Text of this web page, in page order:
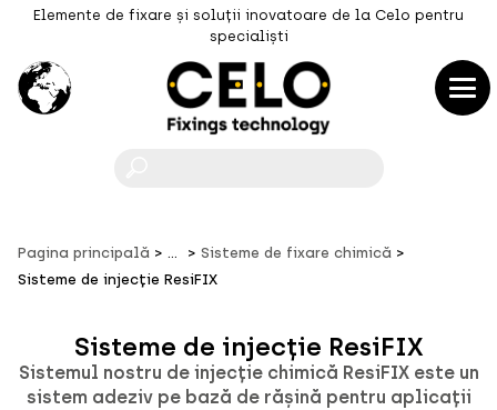
Elemente de fixare și soluții inovatoare de la Celo pentru
specialiști
Pagina principală ...
Sisteme de fixare chimică
Sisteme de injecție ResiFIX
Sisteme de injecție ResiFIX
Sistemul nostru de injecție chimică ResiFIX este un
sistem adeziv pe bază de rășină pentru aplicații